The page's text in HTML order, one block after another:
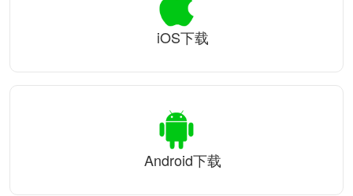
iOS下载
Android下载